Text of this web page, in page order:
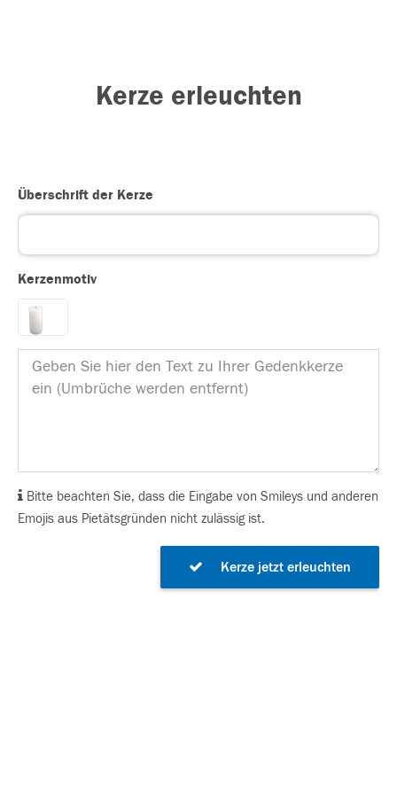
Kerze erleuchten
Überschrift der Kerze
Kerzenmotiv
Bitte beachten Sie, dass die Eingabe von Smileys und anderen
Emojis aus Pietätsgründen nicht zulässig ist.
Kerze jetzt erleuchten